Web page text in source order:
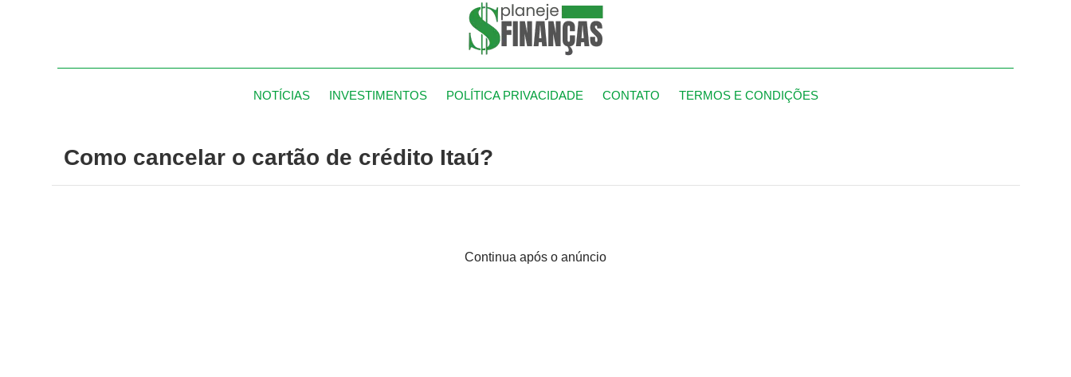
NOTÍCIAS INVESTIMENTOS POLÍTICA PRIVACIDADE CONTATO TERMOS E CONDIÇÕES
Como cancelar o cartão de crédito Itaú?
Continua após o anúncio